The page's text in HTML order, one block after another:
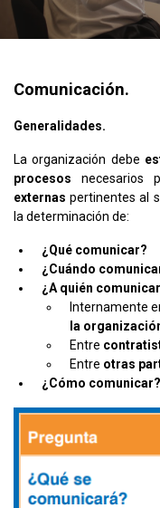
Comunicación.
Generalidades.
La organización debe
procesos necesarios
externas pertinentes al
la determinación de:
¿Qué comunicar?
¿Cuándo
¿A quién
Internamente
la
Entre
Entre otras
¿Cómo comunicar?